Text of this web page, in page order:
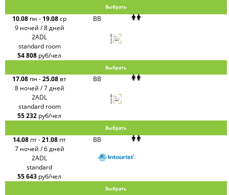
Выбрать
10.08 пн - 19.08ср
9 ночей / 8 дней
BB
2ADL
standard room
54 808 руб/чел
Выбрать
17.08 пн -25.08 вт
8 ночей / 7 дней
BB
2ADL
standard room
55 232 руб/чел
Выбрать
14.08 пт-21.08 пт
7 ночей / 6 дней
BB
2ADL
standard
55 643 руб/чел
Выбрать